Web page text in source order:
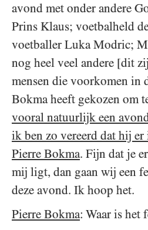
avond met onder andere
Prins Klaus; voetbalheld
voetballer Luka Modric;
nog heel veel andere [dit
mensen die voorkomen in
Bokma heeft gekozen om
vooral natuurlijk een
ik ben zo vereerd dat hij er
Pierre Bokma. Fijn dat je
mij ligt, dan gaan wij een
deze avond. Ik hoop het.
Pierre Bokma: Waar is het